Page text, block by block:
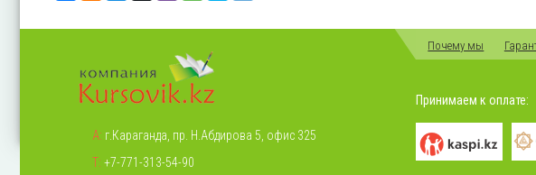
А: г.Караганда, пр. Н.Абдирова 5, офис 325
Т: +7-771-313-54-90
Почему мы
Принимаем к оплате: